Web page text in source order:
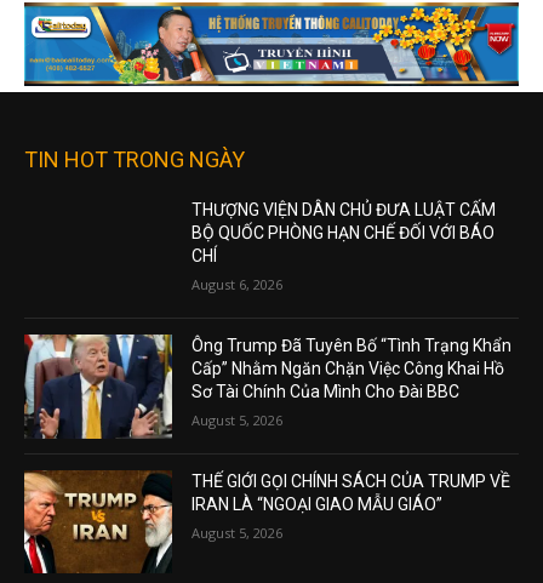
TIN HOT TRONG NGÀY
THƯỢNG VIỆN DÂN CHỦ ĐƯA LUẬT CẤM
BỘ QUỐC PHÒNG HẠN CHẾ ĐỐI VỚI BÁO
CHÍ
August 6, 2026
Ông Trump Đã Tuyên Bố “Tình Trạng Khẩn
Cấp” Nhằm Ngăn Chặn Việc Công Khai Hồ
Sơ Tài Chính Của Mình Cho Đài BBC
August 5, 2026
THẾ GIỚI GỌI CHÍNH SÁCH CỦA TRUMP VỀ
IRAN LÀ “NGOẠI GIAO MẪU GIÁO”
August 5, 2026